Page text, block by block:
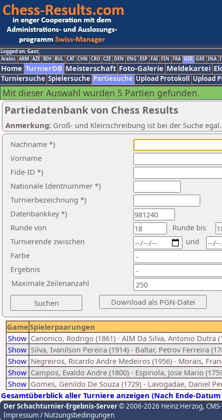
Logged on: Gast
Arabic ARM AZE BIH BUL CAT CHN CRO CZE DEN ENG ESP FAI FIN FRA GER GRE INA
Home TurnierDB Meisterschaft Foto-Galerie Meldekartei
Turniersuche Spielersuche Partiesuche Upload Protokoll Upload
Mit dieser Auswahl wurden 5 Partien gefunden.
Partiedatenbank von Chess Results
Anmerkung: Groß- und Kleinschreibung ist bei der Suche
Nachname *)
Vorname
Fide-ID *)
Nationale Identnummer *)
Turnierbezeichnung *)
Datenbankkey *)
Runde von
Runde bis
Turnierende zwischen
Farbe
Ergebnis
und
Maximale Zeilenanzahl
Game Spielerpaarungen
Show Canonico, Rodrigo (1861) - AIM Da Silva, Antonio Dutra
Show Silva, Ivanilson Pereira (1914) - Baltar, Petrov Ferreira
Show Negreiros, Ricardo Andre Medeiros (1956) - Morais,
Show Campos, Evaldo Andre (1800) - Espinola, Jose Mario
Show Gomes, Genildo De Souza (1729) - Lavogadae, Daniel
Gesamtüberblick aller Turniere anzeigen (Nach Ende-
Der Schachturnier-Ergebnis-Server© 2006-2026 Heinz Herzog,
Impressum / Nutzungsbedingungen